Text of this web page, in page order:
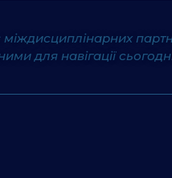
для навігації